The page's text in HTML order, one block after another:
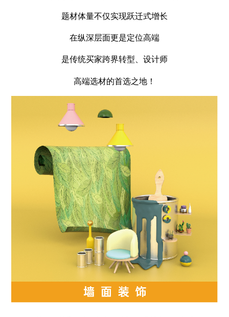
题材体量不仅实现跃迁式增长
在纵深层面更是定位高端
是传统买家跨界转型、设计师
高端选材的首选之地！